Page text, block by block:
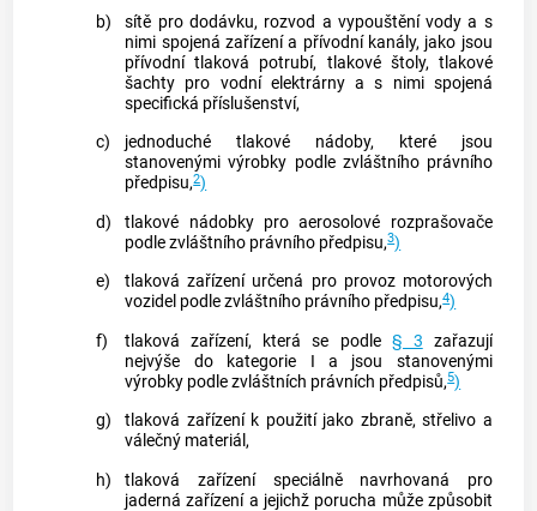
b)
sítě pro dodávku, rozvod a vypouštění vody a s
nimi spojená zařízení a přívodní kanály, jako jsou
přívodní tlaková potrubí, tlakové štoly, tlakové
šachty pro vodní elektrárny a s nimi spojená
specifická příslušenství,
c)
jednoduché tlakové nádoby, které jsou
stanovenýmivýrobky podle zvláštního právního
předpisu,2)
d)
tlakové nádobky pro aerosolové rozprašovače
podle zvláštního právního předpisu,3)
e)
tlaková zařízení určená pro provoz motorových
vozidel podle zvláštního právního předpisu,4)
f)
tlaková zařízení, která se podle § 3 zařazují
nejvýše do kategorie I a jsou stanovenými
výrobky podle zvláštních právních předpisů,5)
g)
tlaková zařízení k použití jako zbraně, střelivo a
válečný materiál,
h)
tlaková zařízení speciálně navrhovaná pro
jaderná zařízení a jejichž porucha může způsobit